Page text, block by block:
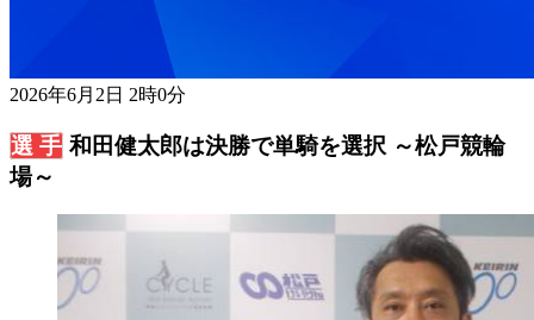
2026年6月2日 2時0分
和田健太郎は決勝で単騎を選択 ～松戸競輪
場～